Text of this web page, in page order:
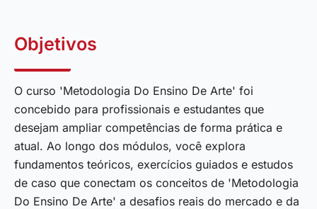
Objetivos
O curso 'Metodologia Do Ensino De Arte' foi
concebido para profissionais e estudantes que
desejam ampliar competências de forma prática e
atual. Ao longo dos módulos, você explora
fundamentos teóricos, exercícios guiados e estudos
de caso que conectam os conceitos de 'Metodologia
Do Ensino De Arte' a desafios reais do mercado e da